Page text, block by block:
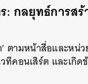
ลยุทธ์การสร้
ตามหน้าสื่อและหน่
ทีคอนเสิร์ต และเกิด